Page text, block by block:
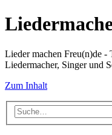
Lieder machen Freu(n)de -
Liedermacher, Singer und
Zum Inhalt